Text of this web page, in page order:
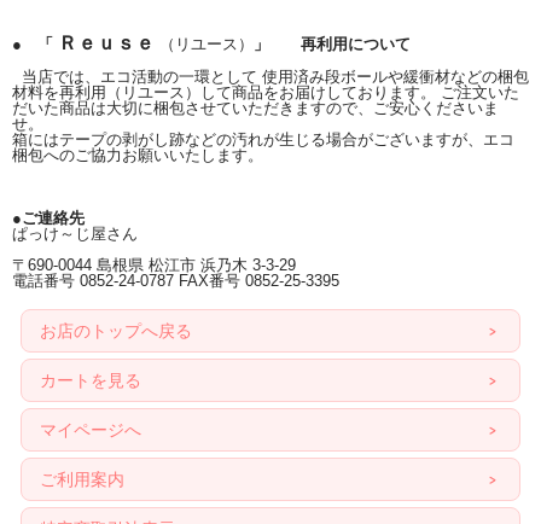
● 「 Ｒｅｕｓｅ （リユース）
」 再利用について
当店では、エコ活動の一環として 使用済み段ボールや緩衝材などの梱包
材料を再利用（リユース）して商品をお届けしております。 ご注文いた
だいた商品は大切に梱包させていただきますので、ご安心くださいま
せ。
箱にはテープの剥がし跡などの汚れが生じる場合がございますが、エコ
梱包へのご協力お願いいたします。
●ご連絡先
ぱっけ～じ屋さん
〒690-0044 島根県 松江市 浜乃木 3-3-29
電話番号 0852-24-0787 FAX番号 0852-25-3395
お店のトップへ戻る
カートを見る
マイページへ
ご利用案内